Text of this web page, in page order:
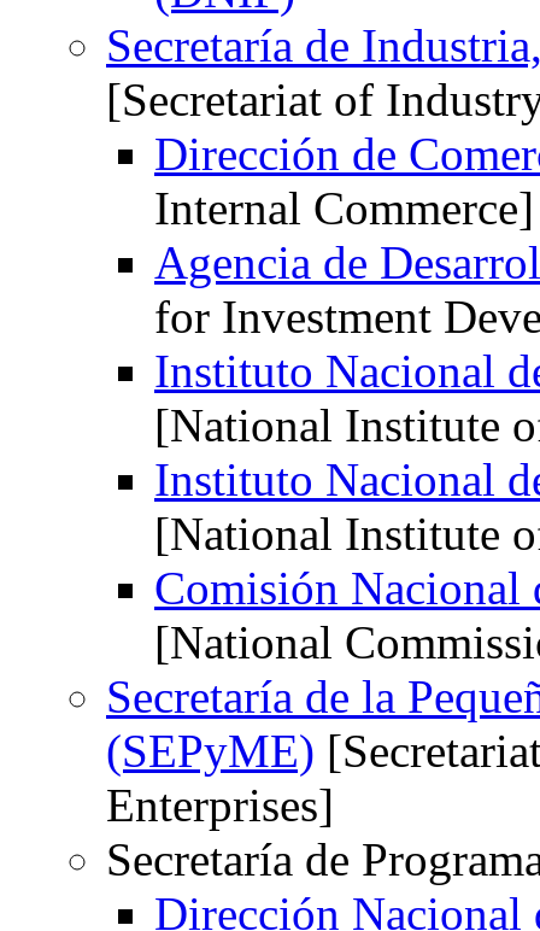
Secretaría de
[Secretariat of
Dirección de
Internal Commerce]
Agencia de
for Investment
Instituto Nacional
[National Institute
Instituto Nacional
[National Institute
Comisión Nacional
[National
Secretaría de la
(SEPyME)
Enterprises]
Secretaría de
Dirección Nacional